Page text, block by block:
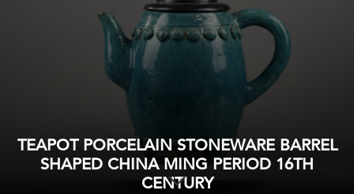
TEAPOT PORCELAIN STONEWARE BARREL
SHAPED CHINA MING PERIOD 16TH
CENTURY